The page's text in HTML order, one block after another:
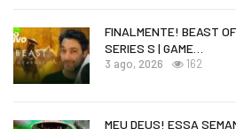
FINALMENTE! BEAST
SERIES S | GAME…
3 ago, 2026 162
MEU DEUS! ESSA